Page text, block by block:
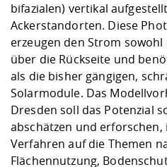
bifazialen) vertikal
Ackerstandorten. Diese
erzeugen den Strom
über die Rückseite und
als die bisher gängigen,
Solarmodule. Das
Dresden soll das Potenzial
abschätzen und erforschen,
Verfahren auf die Themen
Flächennutzung,